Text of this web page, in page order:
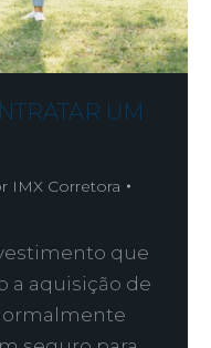
UM
IMX Corretora
que
a aquisição de